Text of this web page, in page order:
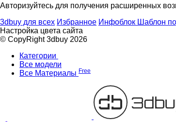
Авторизуйтесь для получения расширенных
3dbuy для всех Избранное Инфоблок Шаблон
Настройка цвета сайта
© CopyRight 3dbuy 2026
Категории
Все модели
Все Материалы Free